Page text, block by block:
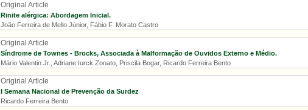
Original Article
Rinite alérgica: Abordagem Inicial.
João Ferreira de Mello Júnior, Fábio F. Morato Castro
Original Article
Síndrome de Townes - Brocks, Associada à Malformação de Ouvidos Externo e Médio.
Mário Valentin Jr., Adriane Iurck Zonato, Priscila Bogar, Ricardo Ferreira Bento
Original Article
I Semana Nacional de Prevenção da Surdez
Ricardo Ferreira Bento